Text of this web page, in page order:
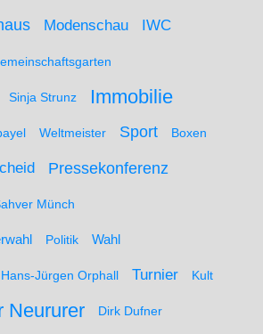
Modenschau IWC
Sinja Strunz Immobilie
Weltmeister Sport Boxen
Pressekonferenz
Münch
Politik Wahl
Hans-Jürgen Orphall Turnier Kult
Neururer Dirk Dufner